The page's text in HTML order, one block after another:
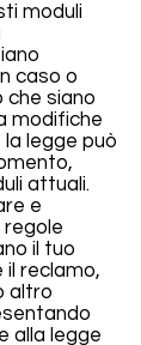
moduli
caso o
che siano
modifiche
legge può
attuali.
e
il tuo
il reclamo,
altro
alla legge